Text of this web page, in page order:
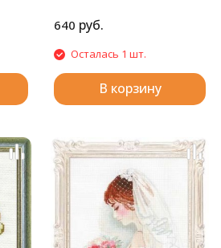
640 руб.
Осталась 1 шт.
В корзину